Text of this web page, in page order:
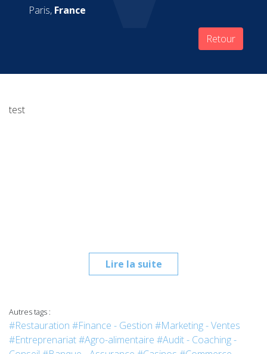
Paris, France
Retour
Lire la suite
test
Autres tags :
#Restauration #Finance - Gestion #Marketing - Ventes
#Entreprenariat#Agro-alimentaire #Audit - Coaching -